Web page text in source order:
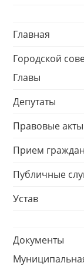
Главная
Городской
Главы
Депутаты
Правовые акты
Прием граждан
Публичные
Устав
Документы